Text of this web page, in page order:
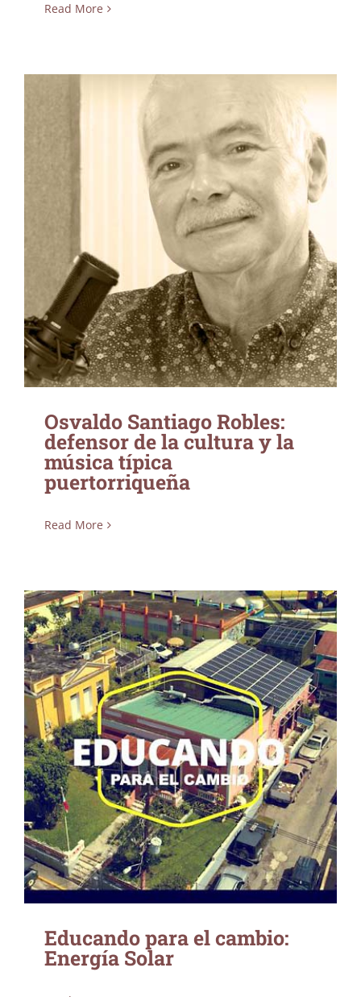
Read More
Osvaldo Santiago Robles: defensor de la
cultura y la música típica puertorriqueña
Osvaldo Santiago Robles:
defensor de la cultura y la
música típica
puertorriqueña
Read More
Educando para el cambio: Energía Solar
Educando para el cambio:
Energía Solar